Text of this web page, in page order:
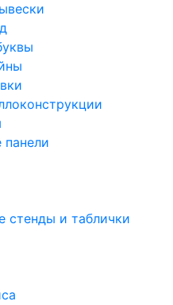
панели
стенды и таблички